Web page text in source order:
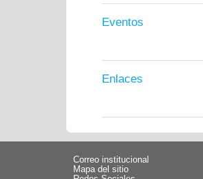
Eventos
Enlaces
Correo institucional
Mapa del sitio